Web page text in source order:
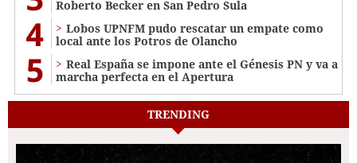
Roberto Becker en San Pedro Sula
4
Lobos UPNFM pudo rescatar un empate como
local ante los Potros de Olancho
5
Real España se impone ante el Génesis PN y va a
marcha perfecta en el Apertura
TRENDING